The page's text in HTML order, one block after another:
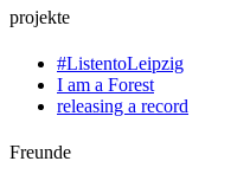
projekte
#ListentoLeipzig
I am a Forest
releasing a record
Freunde